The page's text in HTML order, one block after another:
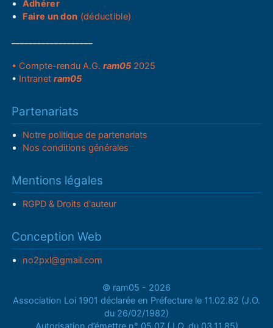
Adhérer
Faire un don (déductible)
• Compte-rendu A.G.ram05 2025
• Intranetram05
Partenariats
Notre politique de partenariats
Nos conditions générales
Mentions légales
RGPD & Droits d'auteur
Conception Web
no2pxl@gmail.com
© ram05 - 2026
Association Loi 1901 déclarée en Préfecture le 11.02.82 (J.O.
du 26/02/1982)